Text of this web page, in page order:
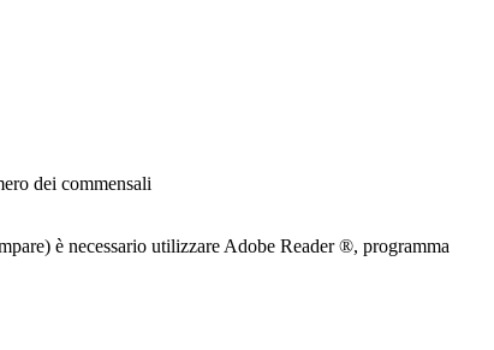
dei commensali
è necessario utilizzare Adobe Reader ®, programma